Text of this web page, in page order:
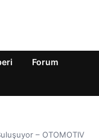
Forum
– OTOMOTIV